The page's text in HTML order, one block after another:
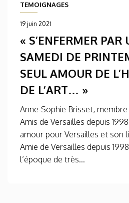
TEMOIGNAGES
19 juin 2021
« S’ENFERMER PAR
SAMEDI DE
SEUL AMOUR DE
DE L’ART… »
Anne-Sophie Brisset,
Amis de Versailles depuis
amour pour Versailles et son
Amie de Versailles depuis
l’époque de très...